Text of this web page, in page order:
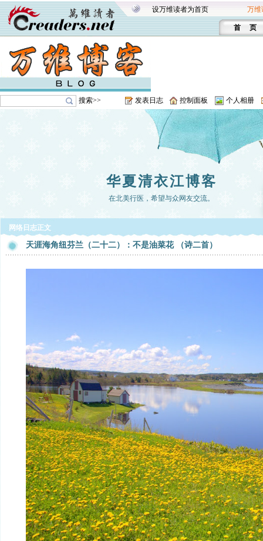
设万维读者为首页 万维
首 页
搜索>> 发表日志 控制面板 个人相册
华夏清衣江博客
在北美行医，希望与众网友交流。
网络日志正文
天涯海角纽芬兰（二十二）：不是油菜花 （诗二首）